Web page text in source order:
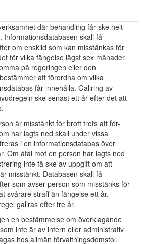
där behandling får ske helt
Informationsdatabasen skall få
om enskild som kan misstänkas för
för vilka fängelse lägst sex månader
på regeringen eller den
att förordna om vilka
får innehålla. Gallring av
ske senast ett år efter det att
är misstänkt för brott trots att för-
har lagts ned skall under vissa
i en informationsdatabas över
Om åtal mot en person har lagts ned
inte få ske av uppgift om att
misstänkt. Databasen skall få
som avser person som misstänks för
svårare straff än fängelse ett år.
gallras efter tre år.
en bestämmelse om överklagande
inte är av intern eller administrativ
hos allmän förvaltningsdomstol.